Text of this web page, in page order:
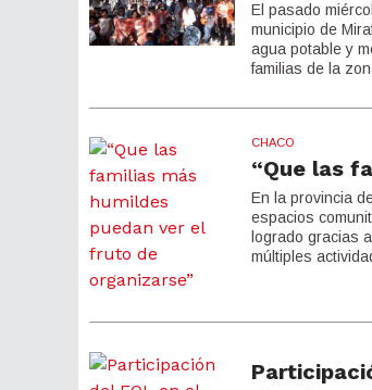
El pasado
municipio de
agua potable y
familias de la
CHACO
“Que las
En la provincia
espacios
logrado gracias
múltiples